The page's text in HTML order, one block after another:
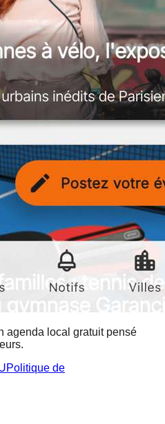
agenda local gratuit pensé
Politique de